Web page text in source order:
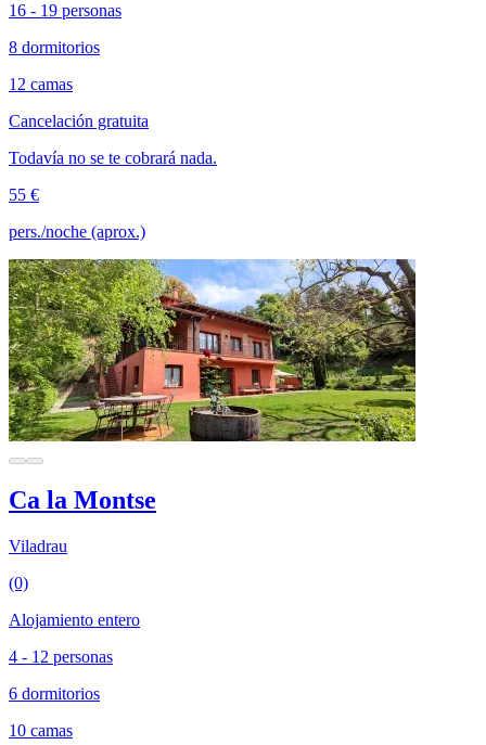
16 - 19 personas
8 dormitorios
12 camas
Cancelación gratuita
Todavía no se te cobrará nada.
55 €
pers./noche (aprox.)
Ca la Montse
Viladrau
(0)
Alojamiento entero
4 - 12 personas
6 dormitorios
10 camas